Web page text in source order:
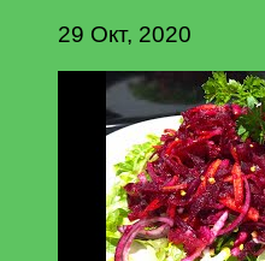
29 Окт, 2020